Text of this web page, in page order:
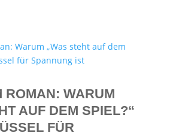
ROMAN: WARUM
AUF DEM SPIEL?“
FÜR